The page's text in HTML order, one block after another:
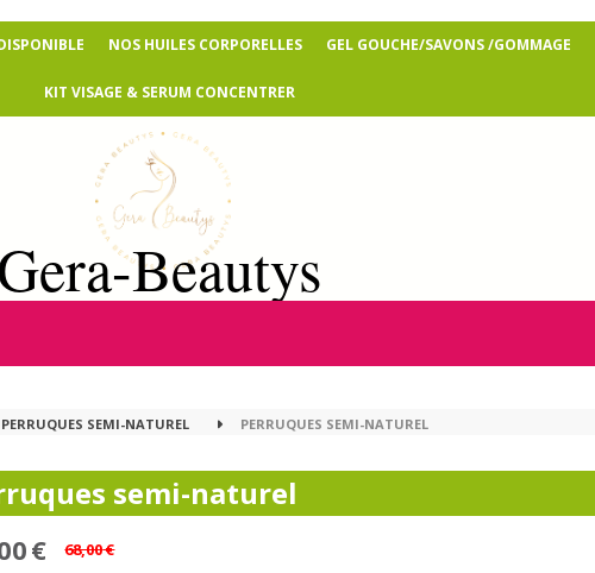
NOS HUILES CORPORELLES GEL GOUCHE/SAVONS /GOMMAGE
KIT VISAGE & SERUM CONCENTRER
Beautys
PERRUQUES SEMI-NATUREL PERRUQUES SEMI-NATUREL
semi-naturel
€ 68,00€